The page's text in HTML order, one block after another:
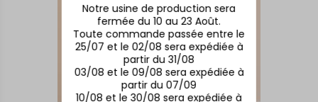
Notre usine de production sera
fermée du 10 au 23 Août.
Toute commande passée entre le
25/07 et le 02/08 sera expédiée à
partir du 31/08
03/08 et le 09/08 sera expédiée à
partir du 07/09
10/08 et le 30/08 sera expédiée à